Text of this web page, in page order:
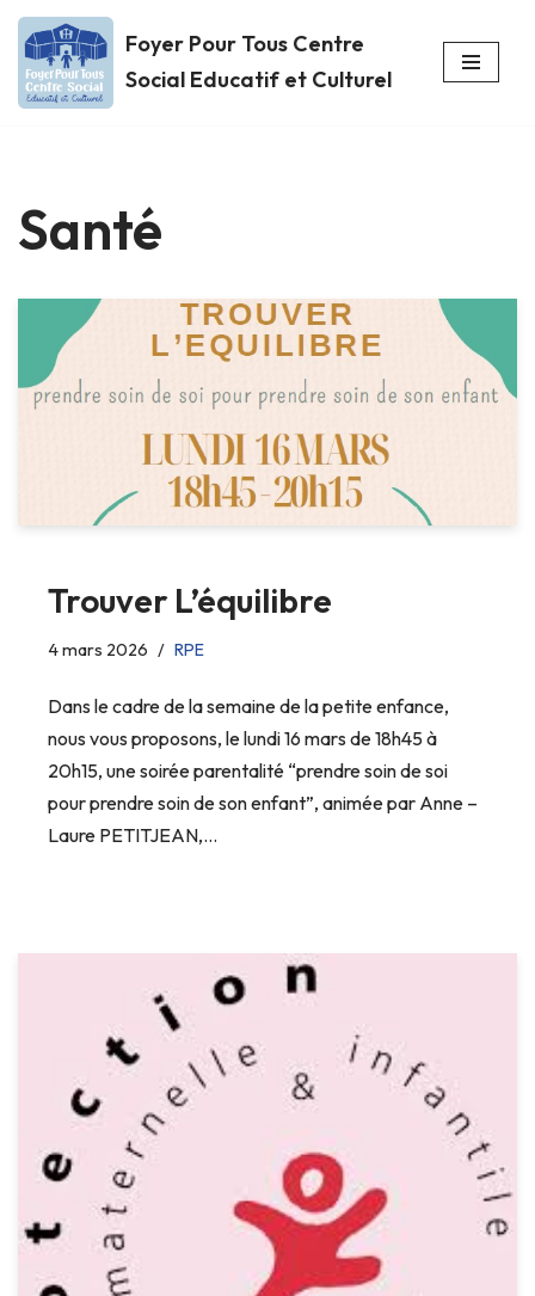
Aller
au
Foyer Pour Tous Centre
Social Educatif et Culturel
Santé
Trouver L’équilibre
4 mars 2026 RPE
Dans le cadre de la semaine de la petite enfance,
nous vous proposons, le lundi 16 mars de 18h45 à
20h15, une soirée parentalité “prendre soin de soi
pour prendre soin de son enfant”, animée par Anne –
Laure PETITJEAN,…